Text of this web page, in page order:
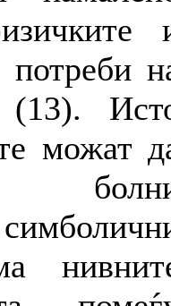
потреби
(13).
можат